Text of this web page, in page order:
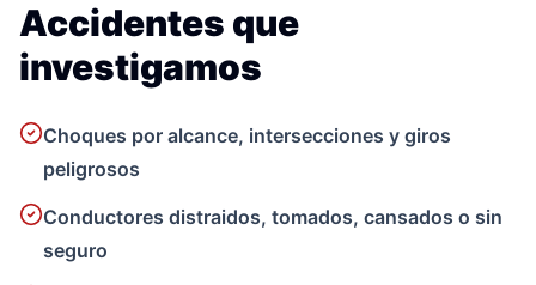
Accidentes que
investigamos
Choques por alcance, intersecciones y giros
peligrosos
Conductores distraidos, tomados, cansados o sin
seguro